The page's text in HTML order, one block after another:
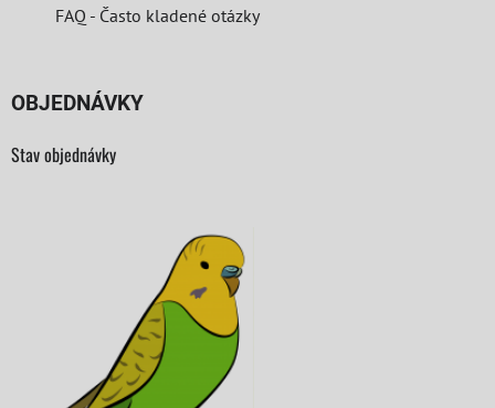
FAQ - Často kladené otázky
OBJEDNÁVKY
Stav objednávky